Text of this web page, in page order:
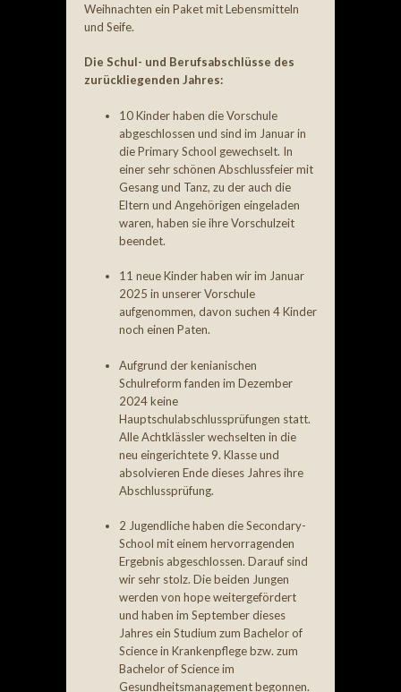
Weihnachten ein Paket mit Lebensmitteln
und Seife.
Die Schul- und Berufsabschlüsse des
zurückliegenden Jahres:
10 Kinder haben die Vorschule
abgeschlossen und sind im Januar in
die Primary School gewechselt. In
einer sehr schönen Abschlussfeier mit
Gesang und Tanz, zu der auch die
Eltern und Angehörigen eingeladen
waren, haben sie ihre Vorschulzeit
beendet.
11 neue Kinder haben wir im Januar
2025 in unserer Vorschule
aufgenommen, davon suchen 4 Kinder
noch einen Paten.
Aufgrund der kenianischen
Schulreform fanden im Dezember
2024 keine
Hauptschulabschlussprüfungen statt.
Alle Achtklässler wechselten in die
neu eingerichtete 9. Klasse und
absolvieren Ende dieses Jahres ihre
Abschlussprüfung.
2 Jugendliche haben die Secondary-
School mit einem hervorragenden
Ergebnis abgeschlossen. Darauf sind
wir sehr stolz. Die beiden Jungen
werden von hope weitergefördert
und haben im September dieses
Jahres ein Studium zum Bachelor of
Science in Krankenpflege bzw. zum
Bachelor of Science im
Gesundheitsmanagement begonnen.